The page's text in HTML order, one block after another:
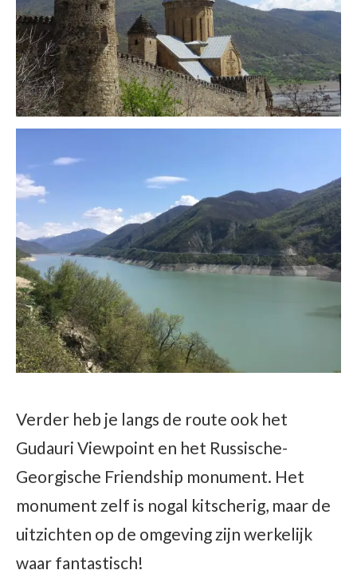
Verder heb je langs de route ook het
Gudauri Viewpoint en het Russische-
Georgische Friendship monument. Het
monument zelf is nogal kitscherig, maar de
uitzichten op de omgeving zijn werkelijk
waar fantastisch!